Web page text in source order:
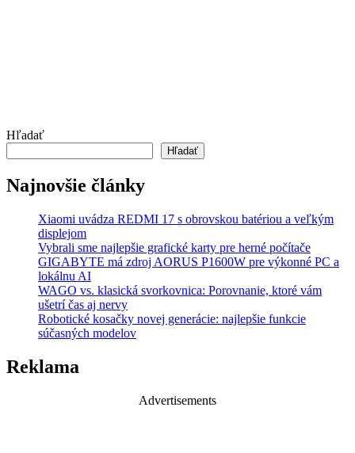
Hľadať
Hľadať
Najnovšie články
Xiaomi uvádza REDMI 17 s obrovskou batériou a veľkým
displejom
Vybrali sme najlepšie grafické karty pre herné počítače
GIGABYTE má zdroj AORUS P1600W pre výkonné PC a
lokálnu AI
WAGO vs. klasická svorkovnica: Porovnanie, ktoré vám
ušetrí čas aj nervy
Robotické kosačky novej generácie: najlepšie funkcie
súčasných modelov
Reklama
Advertisements